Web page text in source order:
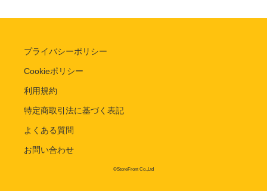
プライバシーポリシー
Cookieポリシー
利用規約
特定商取引法に基づく表記
よくある質問
お問い合わせ
©StoreFront Co.,Ltd